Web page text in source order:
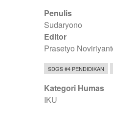
Penulis
Sudaryono
Editor
Prasetyo
SDGS #4 PENDIDIKAN
Kategori Humas
IKU